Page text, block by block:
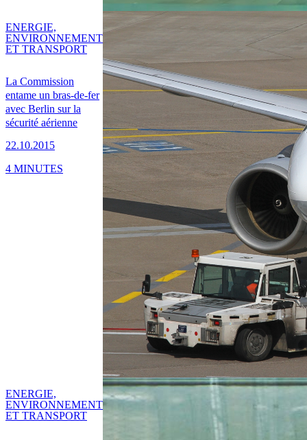
La Commission
entame un bras-de-fer
avec Berlin sur la
sécurité aérienne
22.10.2015
ENERGIE,
ENVIRONNEMENT
ET TRANSPORT
4 MINUTES
ENERGIE,
ENVIRONNEMENT
ET TRANSPORT